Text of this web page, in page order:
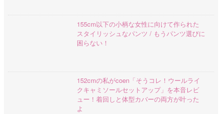
155cm以下の小柄な女性に向けて作られた
スタイリッシュなパンツ / もうパンツ選びに
困らない！
152cmの私がcoen「そうコレ！ウールライ
クキャミソールセットアップ」を本音レビ
ュー！着回しと体型カバーの両方が叶った
よ